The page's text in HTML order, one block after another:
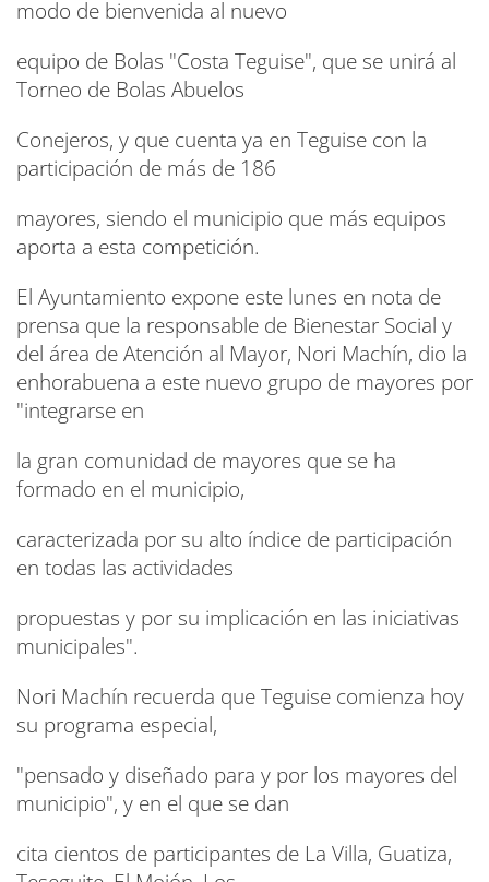
modo de bienvenida al nuevo
equipo de Bolas "Costa Teguise", que se unirá al
Torneo de Bolas Abuelos
Conejeros, y que cuenta ya en Teguise con la
participación de más de 186
mayores, siendo el municipio que más equipos
aporta a esta competición.
El Ayuntamiento expone este lunes en nota de
prensa que la responsable de Bienestar Social y
del área de Atención al Mayor, Nori Machín, dio la
enhorabuena a este nuevo grupo de mayores por
"integrarse en
la gran comunidad de mayores que se ha
formado en el municipio,
caracterizada por su alto índice de participación
en todas las actividades
propuestas y por su implicación en las iniciativas
municipales".
Nori Machín recuerda que Teguise comienza hoy
su programa especial,
"pensado y diseñado para y por los mayores del
municipio", y en el que se dan
cita cientos de participantes de La Villa, Guatiza,